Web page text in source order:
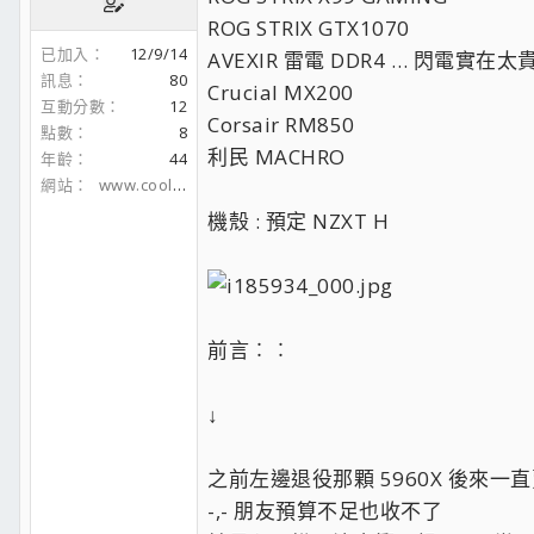
已加入
12/9/14
訊息
80
互動分數
12
點數
8
年齡
44
網站
www.coolaler.com
ROG STRIX GTX1070
AVEXIR 雷電 DDR4 … 閃電實在太
Crucial MX200
Corsair RM850
利民 MACHRO
機殼 : 預定 NZXT H
前言︰︰
↓
之前左邊退役那顆 5960X 後來一
-,- 朋友預算不足也收不了